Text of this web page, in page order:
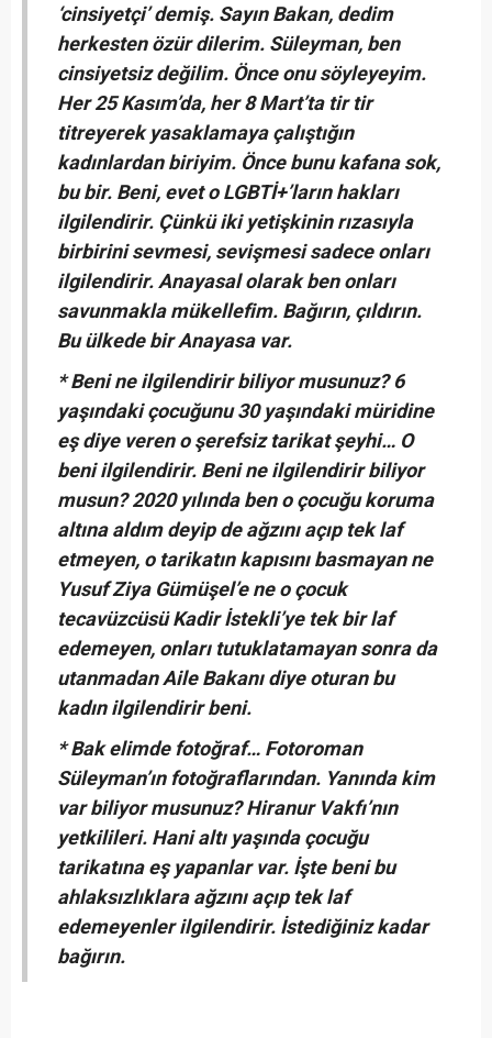
‘cinsiyetçi’ demiş. Sayın Bakan, dedim
herkesten özür dilerim. Süleyman, ben
cinsiyetsiz değilim. Önce onu söyleyeyim.
Her 25 Kasım’da, her 8 Mart’ta tir tir
titreyerek yasaklamaya çalıştığın
kadınlardan biriyim. Önce bunu kafana sok,
bu bir. Beni, evet o LGBTİ+’ların hakları
ilgilendirir. Çünkü iki yetişkinin rızasıyla
birbirini sevmesi, sevişmesi sadece onları
ilgilendirir. Anayasal olarak ben onları
savunmakla mükellefim. Bağırın, çıldırın.
Bu ülkede bir Anayasa var.
* Beni ne ilgilendirir biliyor musunuz? 6
yaşındaki çocuğunu 30 yaşındaki müridine
eş diye veren o şerefsiz tarikat şeyhi… O
beni ilgilendirir. Beni ne ilgilendirir biliyor
musun? 2020 yılında ben o çocuğu koruma
altına aldım deyip de ağzını açıp tek laf
etmeyen, o tarikatın kapısını basmayan ne
Yusuf Ziya Gümüşel’e ne o çocuk
tecavüzcüsü Kadir İstekli’ye tek bir laf
edemeyen, onları tutuklatamayan sonra da
utanmadan Aile Bakanı diye oturan bu
kadın ilgilendirir beni.
* Bak elimde fotoğraf… Fotoroman
Süleyman’ın fotoğraflarından. Yanında kim
var biliyor musunuz? Hiranur Vakfı’nın
yetkilileri. Hani altı yaşında çocuğu
tarikatına eş yapanlar var. İşte beni bu
ahlaksızlıklara ağzını açıp tek laf
edemeyenler ilgilendirir. İstediğiniz kadar
bağırın.